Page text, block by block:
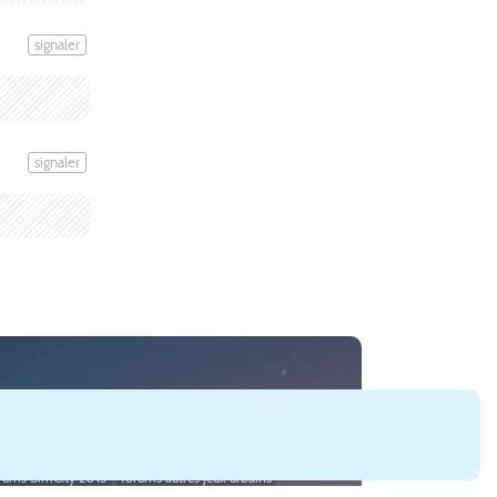
signaler
signaler
SimCity 2013
forums autres jeux urbains